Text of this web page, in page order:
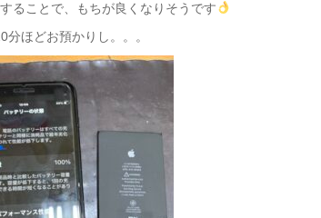
ることで、もちが良くなりそうです
分ほどお預かりし。。。